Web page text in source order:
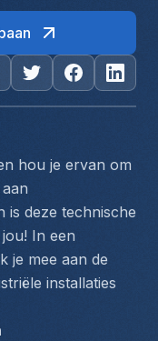
hou je ervan om
is deze technische
In een
je mee aan de
installaties